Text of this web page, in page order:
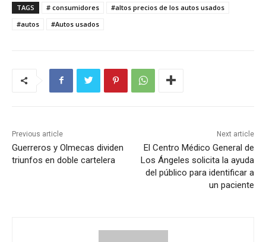
TAGS # consumidores
#altos precios de los autos usados
#autos
#Autos usados
Previous article
Guerreros y Olmecas dividen
triunfos en doble cartelera
Next article
El Centro Médico General de
Los Ángeles solicita la ayuda
del público para identificar a
un paciente